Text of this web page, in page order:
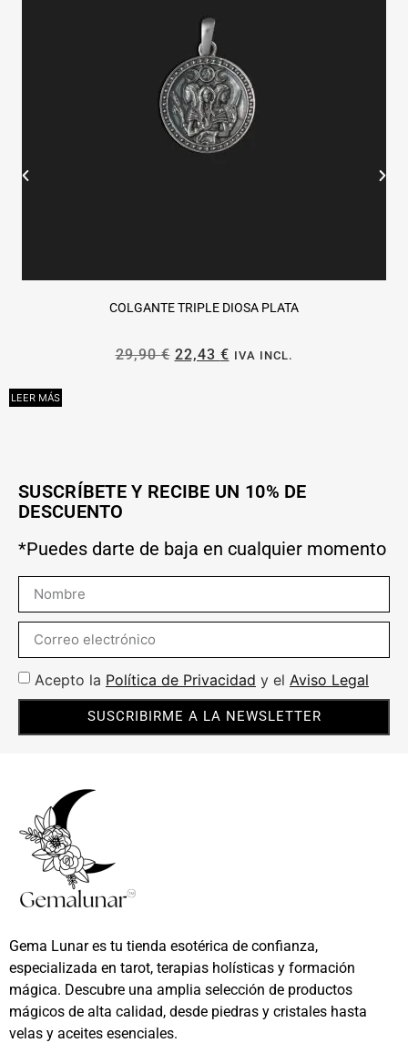
COLGANTE TRIPLE DIOSA PLATA
29,90€ 22,43 € IVA INCL.
LEER MÁS
SUSCRÍBETE Y RECIBE UN 10% DE
DESCUENTO
*Puedes darte de baja en cualquier momento
Acepto la Política de Privacidad y el Aviso Legal
SUSCRIBIRME A LA NEWSLETTER
Gema Lunar es tu tienda esotérica de confianza,
especializada en tarot, terapias holísticas y formación
mágica. Descubre una amplia selección de productos
mágicos de alta calidad, desde piedras y cristales hasta
velas y aceites esenciales.